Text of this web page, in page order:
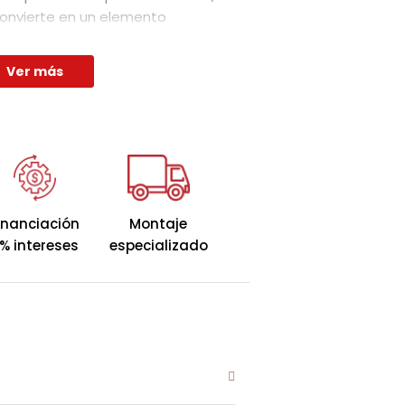
en un elemento
marrón le aporta un
ideal para quienes
36cm.
17cm.
Ver más
intereses
Montaje
especializado